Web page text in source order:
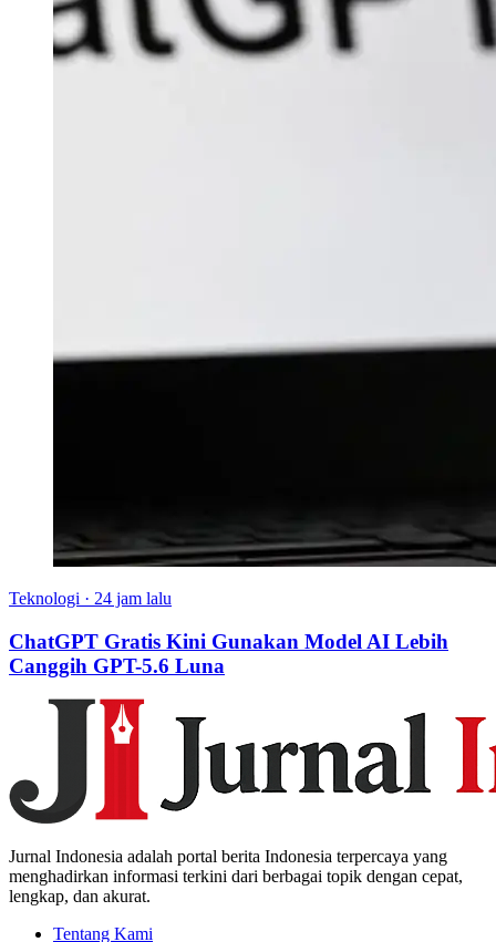
Teknologi · 24 jam lalu
ChatGPT Gratis Kini Gunakan Model AI Lebih
Canggih GPT-5.6 Luna
Jurnal Indonesia adalah portal berita Indonesia terpercaya yang
menghadirkan informasi terkini dari berbagai topik dengan cepat,
lengkap, dan akurat.
Tentang Kami